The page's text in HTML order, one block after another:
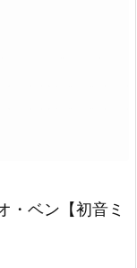
ベン【初音ミ